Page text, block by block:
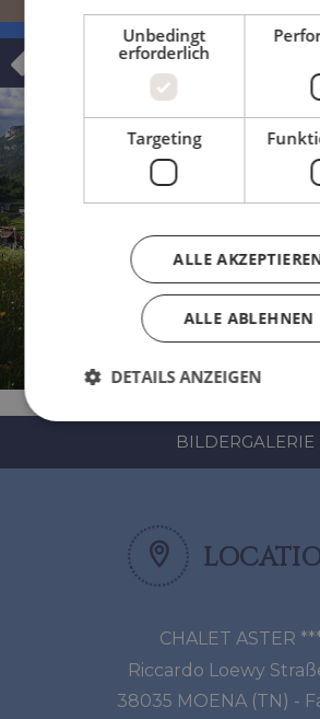
BILDERGALERIE
CHALET ASTER
Riccardo Loewy
38035 MOENA(TN) -
Unbedingt
erforderlich
Targeting
ALLE
ALLE ABLEHNEN
DETAILS ANZEIGEN